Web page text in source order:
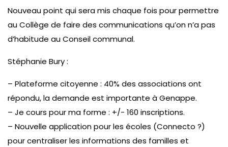
Nouveau point qui sera mis chaque fois pour permettre
au Collège de faire des communications qu’on n’a pas
d’habitude au Conseil communal.
Stéphanie Bury :
– Plateforme citoyenne : 40% des associations ont
répondu, la demande est importante à Genappe.
– Je cours pour ma forme : +/- 160 inscriptions.
– Nouvelle application pour les écoles (Connecto ?)
pour centraliser les informations des familles et